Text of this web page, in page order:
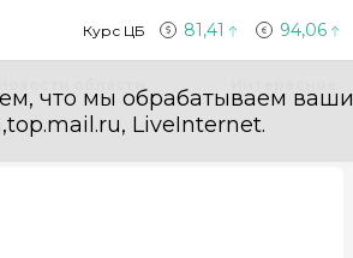
Курс ЦБ 81,41 94,06
что мы обрабатываем ваши
LiveInternet.